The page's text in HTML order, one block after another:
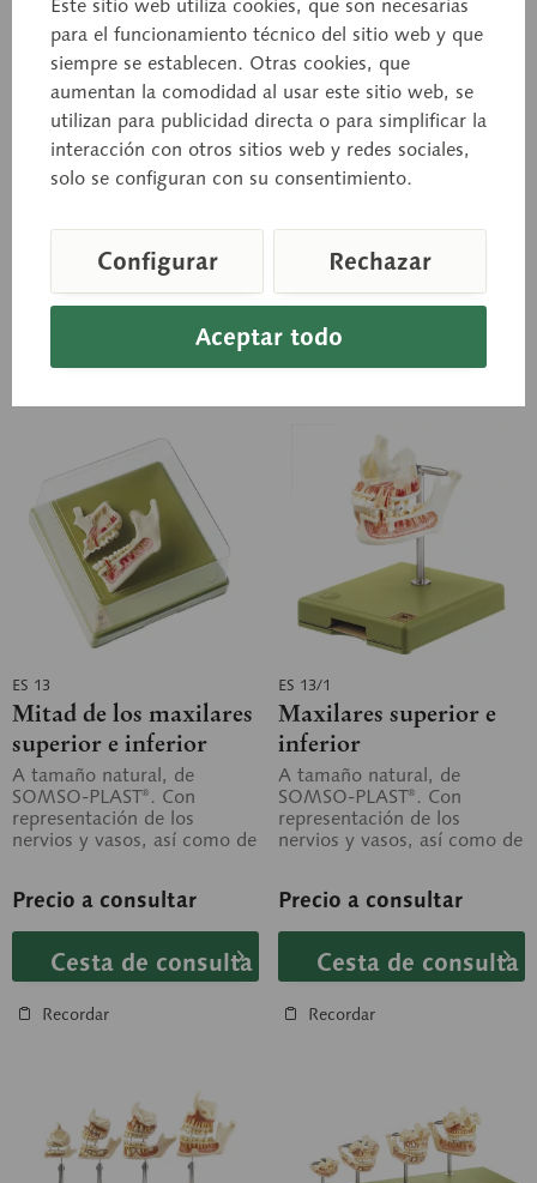
ES 11/5
Primer molar
trirradicular superior
Aprox. 8 aumentos, sobre
soportes individuales con
peana verde de SOMSO-
Precio a consultar
Cesta de consulta
ES 12
Primer molar inferior
derecho
Diente molar, aprox. 16
aumentos, de SOMSO-
peana verde (extraíble).
Precio a consultar
Cesta de consulta
ES 13
Mitad de los maxilares
superior e inferior
A tamaño natural, de
SOMSO-PLAST®. Con
representación de los
nervios y vasos, así como de
Precio a consultar
Cesta de consulta
Recordar
ES 13/1
Maxilares superior e
inferior
A tamaño natural, de
SOMSO-PLAST®. Con
representación de los
nervios y vasos, así como de
Precio a consultar
Cesta de consulta
Recordar
para el funcionamiento técnico del sitio web y que
siempre se establecen. Otras cookies, que
aumentan la comodidad al usar este sitio web, se
utilizan para publicidad directa o para simplificar la
interacción con otros sitios web y redes sociales,
solo se configuran con su consentimiento.
Aceptar todo
Configurar Rechazar